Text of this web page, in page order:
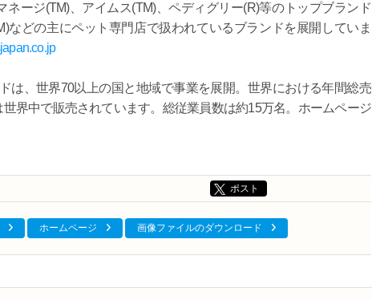
ネージ(TM)、アイムス(TM)、ペディグリー(R)等のトップブランド
などの主にペット専門店で扱われているブランドを展開していま
は、世界70以上の国と地域で事業を展開。世界における年間総売
世界中で販売されています。総従業員数は約15万名。ホームページ
ポスト
ホームページ 画像ファイルのダウンロード